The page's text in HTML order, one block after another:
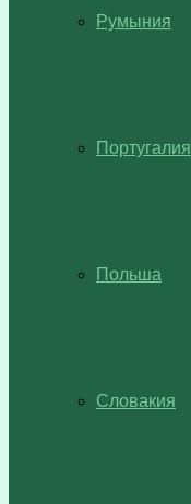
Румыния
Португалия
Польша
Словакия